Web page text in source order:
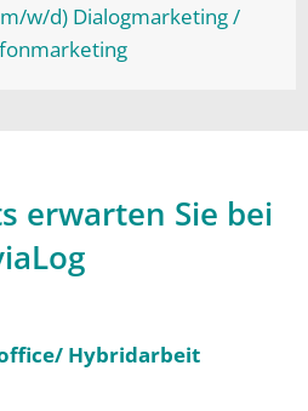
w/d) Dialogmarketing /
erwarten Sie bei
Hybridarbeit